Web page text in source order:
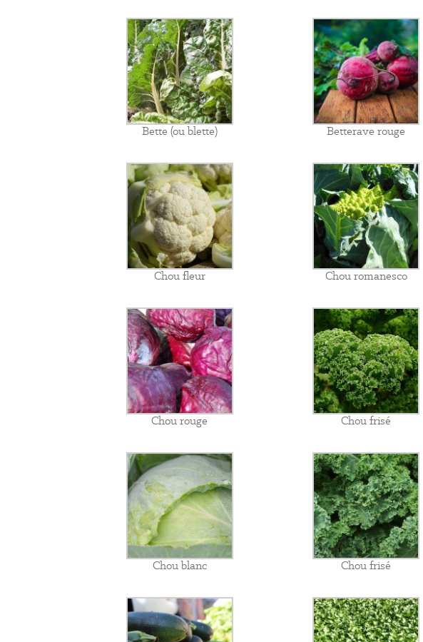
Bette (ou blette) Betterave rouge
Chou fleur Chou romanesco
Chou rouge Chou frisé
Chou blanc Chou frisé